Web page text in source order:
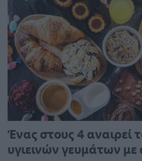
Ένας στους 4 αναιρεί
υγιεινών γευμάτων με